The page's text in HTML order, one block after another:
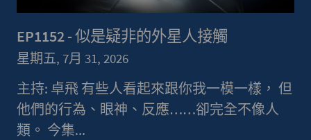
EP1152 - 似是疑非的外星人接觸
星期五, 7月 31, 2026
主持: 卓飛 有些人看起來跟你我一模一樣， 但
他們的行為、眼神、反應……卻完全不像人
類。 今集...